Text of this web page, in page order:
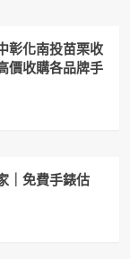
彰化南投苗栗收
價收購各品牌手
｜免費手錶估